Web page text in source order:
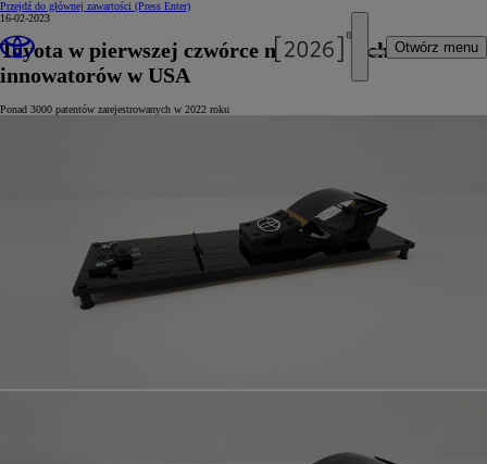
Przejdź do głównej zawartości (Press Enter)
Otwórz menu
16-02-2023
Toyota w pierwszej czwórce największych
innowatorów w USA
Ponad 3000 patentów zarejestrowanych w 2022 roku